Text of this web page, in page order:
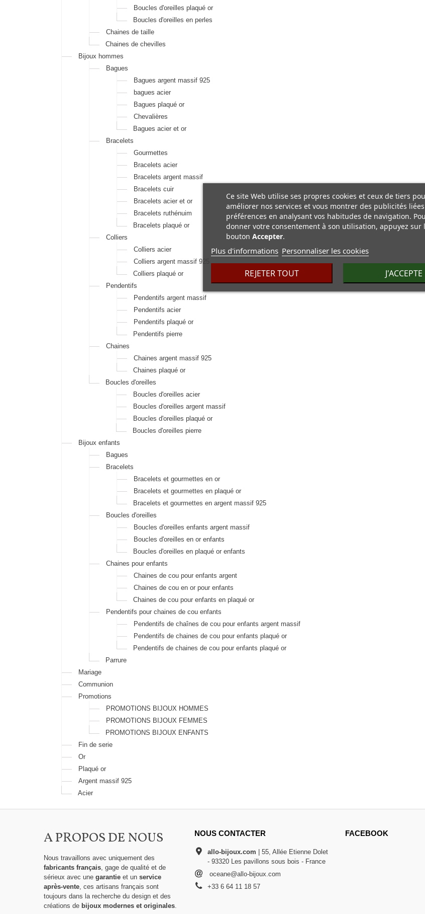
Boucles d'oreilles plaqué or
Boucles d'oreilles en perles
Chaines de taille
Chaines de chevilles
Bijoux hommes
Bagues
Bagues argent massif 925
bagues acier
Bagues plaqué or
Chevalières
Bagues acier et or
Bracelets
Gourmettes
Bracelets acier
Bracelets argent massif
Bracelets cuir
Bracelets acier et or
Bracelets ruthénuim
Bracelets plaqué or
Colliers
Colliers acier
Colliers argent massif 925
Colliers plaqué or
Pendentifs
Pendentifs argent massif
Pendentifs acier
Pendentifs plaqué or
Pendentifs pierre
Chaines
Chaines argent massif 925
Chaines plaqué or
Boucles d'oreilles
Boucles d'oreilles acier
Boucles d'oreilles argent massif
Boucles d'oreilles plaqué or
Boucles d'oreilles pierre
Bijoux enfants
Bagues
Bracelets
Bracelets et gourmettes en or
Bracelets et gourmettes en plaqué or
Bracelets et gourmettes en argent massif 925
Boucles d'oreilles
Boucles d'oreilles enfants argent massif
Boucles d'oreilles en or enfants
Boucles d'oreilles en plaqué or enfants
Chaines pour enfants
Chaines de cou pour enfants argent
Chaines de cou en or pour enfants
Chaines de cou pour enfants en plaqué or
Pendentifs pour chaines de cou enfants
Pendentifs de chaînes de cou pour enfants argent massif
Pendentifs de chaines de cou pour enfants plaqué or
Pendentifs de chaines de cou pour enfants plaqué or
Parrure
Mariage
Communion
Promotions
PROMOTIONS BIJOUX HOMMES
PROMOTIONS BIJOUX FEMMES
PROMOTIONS BIJOUX ENFANTS
Fin de serie
Or
Plaqué or
Argent massif 925
Acier
A PROPOS DE NOUS
Nous travaillons avec uniquement des
fabricants français , gage de qualité et de
sérieux avec une garantie et un service
après-vente , ces artisans français sont
toujours dans la recherche du design et des
créations de bijoux modernes et originales
NOUS CONTACTER
allo-bijoux.com | 55, Allée Etienne Dolet
- 93320 Les pavillons sous bois - France
oceane@allo-bijoux.com
+33 6 64 11 18 57
FACEBOOK
Ce site Web utilise ses propres cookies et ceux de tiers
améliorer nos services et vous montrer des publicités liées
préférences en analysant vos habitudes de navigation.
donner votre consentement à son utilisation, appuyez sur
bouton Accepter.
Plus d'informations Personnaliser les cookies
REJETER TOUT J'ACCEPTE